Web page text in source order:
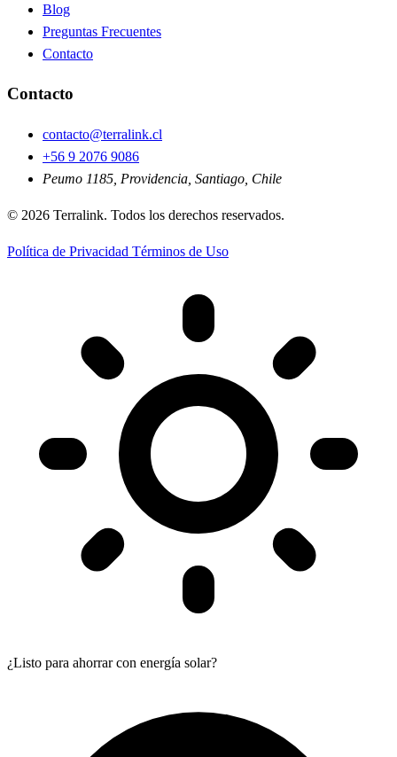
Blog
Preguntas Frecuentes
Contacto
Contacto
contacto@terralink.cl
+56 9 2076 9086
Peumo 1185, Providencia, Santiago, Chile
© 2026 Terralink. Todos los derechos reservados.
Política de Privacidad Términos de Uso
¿Listo para ahorrar con energía solar?